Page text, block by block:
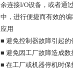
余连接I/O设备，或者通
中，进行便捷而有效的
应用
■ 避免控制器故障引起
■ 避免因工厂故障造成
■ 在工厂或机器停机时